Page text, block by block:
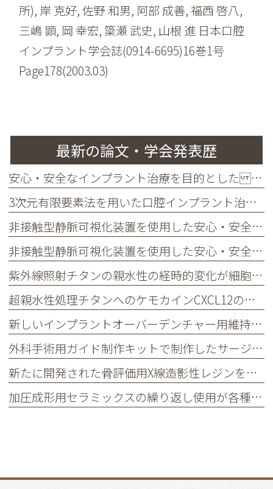
所), 岸 克好, 佐野 和男, 阿部 成善, 福西 啓八,
三嶋 顕, 岡 幸宏, 簗瀬 武史, 山根 進 日本口腔
インプラント学会誌(0914-6695)16巻1号
Page178(2003.03)
最新の論文・学会発表歴
安心・安全なインプラント治療を目的とした Computer guided surgery
3次元有限要素法を用いた口腔インプラント治療の術前シュミレーションの検討
非接触型静脈可視化装置を使用した安心・安全な採血方法の提案
非接触型静脈可視化装置を使用した安心・安全な採血・静脈ライン確保方法の提案
紫外線照射チタンの親水性の経時的変化が細胞接着タンパク質吸着に与える影響
超親水性処理チタンへのケモカインCXCL12の吸着特性
新しいインプラントオーバーデンチャー用維持装置の開発―メタルメール及びプラスチックフィメールによる維持力の評価
外科手術用ガイド制作キットで制作したサージカルガイドとステップドリルを用いた簡便で安全なガイデッドサージェリーシステム
新たに開発された骨評価用X線造影性レジンを用いた診断用ステントのインプラント治療への応用と評価
加圧成形用セラミックスの繰り返し使用が各種物性に及ぼす影響